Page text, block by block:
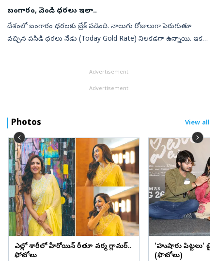
బంగారం, వెండి ధరలు ఇలా..
దేశంలో బంగారం ధరలకు బ్రేక్‌ పడింది. నాలుగు రోజులుగా పెరుగుతూ
వచ్చిన పసిడి ధరలు నేడు (Today Gold Rate) నిలకడగా ఉన్నాయి. ఇక
Advertisement
Advertisement
Photos View all
ఎల్లో శారీలో హీరోయిన్ రీతూ వర్మ గ్లామర్..
ఫోటోలు
'హుషారు పిట్టలు'
(ఫొటోలు)